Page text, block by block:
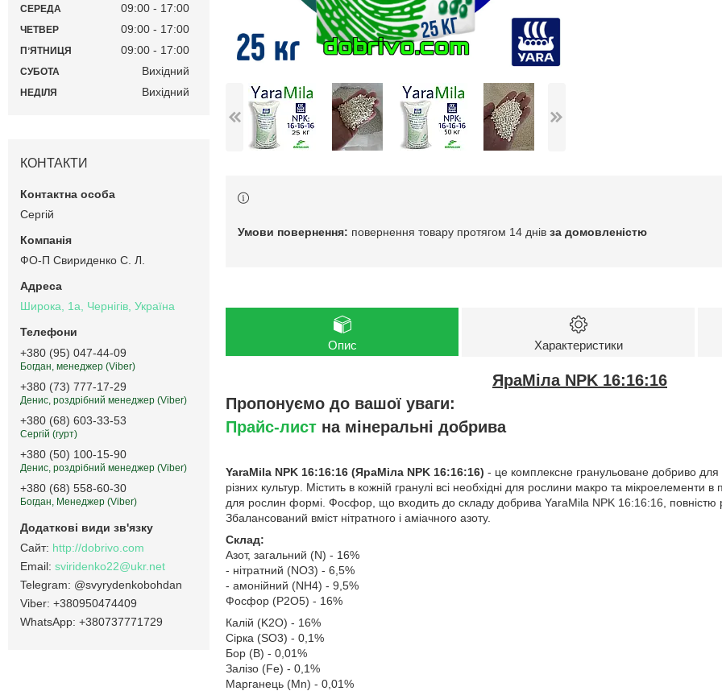
повернення товару протягом 14 днів за домовленістю
Опис Характеристики
ЯраМіла NPK 16:16:16
Пропонуємо до вашої уваги:
Прайс-лист на мінеральні добрива
YaraMila NPK 16:16:16 (ЯраМіла NPK 16:16:16) - це комплексне гранульоване добриво
різних культур. Містить в кожній гранулі всі необхідні для рослини макро та мікроелементи в
для рослин формі. Фосфор, що входить до складу добрива YaraMila NPK 16:16:16, повністю
Збалансований вміст нітратного і аміачного азоту.
Склад:
Азот, загальний (N) - 16%
- нітратний (NO3) - 6,5%
- амонійний (NH4) - 9,5%
Фосфор (P2O5) - 16%
Калiй (K2O) - 16%
Сірка (SO3) - 0,1%
Бор (В) - 0,01%
Залізо (Fe) - 0,1%
Марганець (Mn) - 0,01%
СЕРЕДА 09:00 17:00
ЧЕТВЕР 09:00 17:00
ПʼЯТНИЦЯ 09:00 17:00
СУБОТА Вихідний
НЕДІЛЯ Вихідний
КОНТАКТИ
Сергій
ФО-П Свириденко С. Л.
Широка, 1а, Чернігів, Україна
+380 (95) 047-44-09
Богдан, менеджер (Viber)
+380 (73) 777-17-29
Денис, роздрібний менеджер (Viber)
+380 (68) 603-33-53
Сергій (гурт)
+380 (50) 100-15-90
Денис, роздрібний менеджер (Viber)
+380 (68) 558-60-30
Богдан, Менеджер (Viber)
http://dobrivo.com
sviridenko22@ukr.net
@svyrydenkobohdan
+380950474409
+380737771729